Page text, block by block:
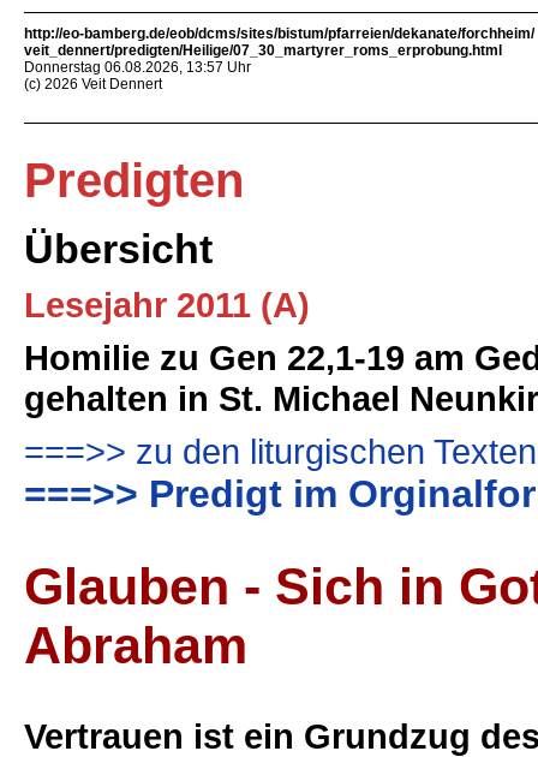
http://eo-bamberg.de/eob/dcms/sites/bistum/pfarreien/dekanate/forchheim/
veit_dennert/predigten/Heilige/07_30_martyrer_roms_erprobung.html
Donnerstag 06.08.2026, 13:57 Uhr
(c) 2026 Veit Dennert
Predigten
Übersicht
Lesejahr 2011 (A)
Homilie zu Gen 22,1-19 am
gehalten in St. Michael
===>> zu den liturgischen Texten
===>> Predigt im
Glauben - Sich in
Abraham
Vertrauen ist ein Grundzug